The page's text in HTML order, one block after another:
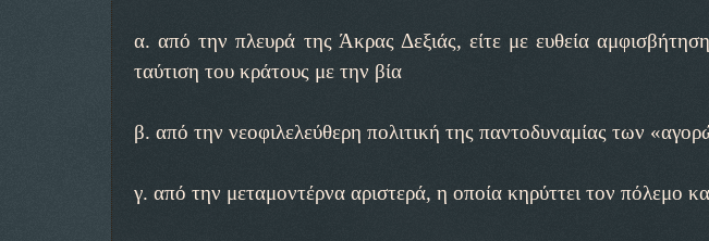
α. από την πλευρά της Άκρας Δεξιάς, είτε με ευθεία
ταύτιση του κράτους με την βία
β. από την νεοφιλελεύθερη πολιτική της παντοδυναμίας των
γ. από την μεταμοντέρνα αριστερά, η οποία κηρύττει τον πόλεμο